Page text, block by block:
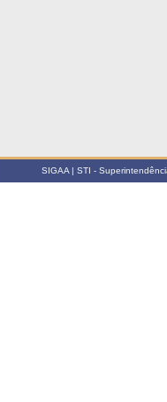
SIGAA | STI -